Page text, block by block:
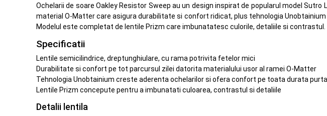
Ochelarii de soare Oakley Resistor Sweep au un design inspirat de popularul model
material O-Matter care asigura durabilitate si confort ridicat, plus tehnologia
Modelul este completat de lentile Prizm care imbunatatesc culorile, detaliile si contrastul.
Specificatii
Lentile semicilindrice, dreptunghiulare, cu rama potrivita fetelor mici
Durabilitate si confort pe tot parcursul zilei datorita materialului usor al ramei O-Matter
Tehnologia Unobtainium creste aderenta ochelarilor si ofera confort pe toata durata
Lentile Prizm concepute pentru a imbunatati culoarea, contrastul si detaliile
Detalii lentila